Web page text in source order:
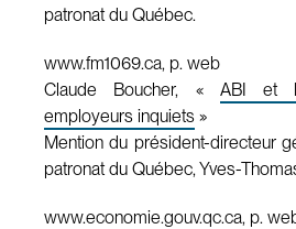
patronat du Québec.
www.fm1069.ca, p. web
Claude Boucher, « ABI et
employeurs inquiets »
Mention du président-directeur
patronat du Québec, Yves-
www.economie.gouv.qc.ca, p.